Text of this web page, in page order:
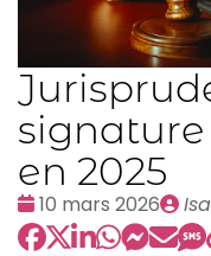
en 2025
Date
:
10 mars 2026